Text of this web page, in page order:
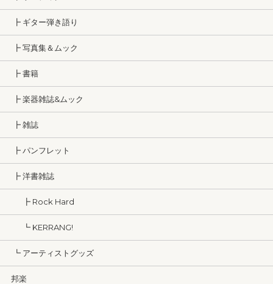
┣ ギター弾き語り
┣ 写真集＆ムック
┣ 書籍
┣ 楽器雑誌&ムック
┣ 雑誌
┣ パンフレット
┣ 洋書雑誌
┣ Rock Hard
┗ KERRANG!
┗ アーティストグッズ
邦楽